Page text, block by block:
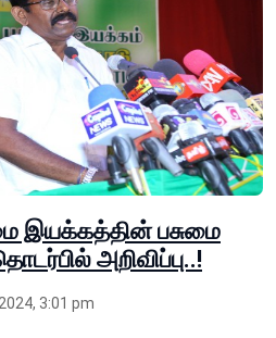
இயக்கத்தின் பசுமை
அறிவிப்பு..!
3:01 pm